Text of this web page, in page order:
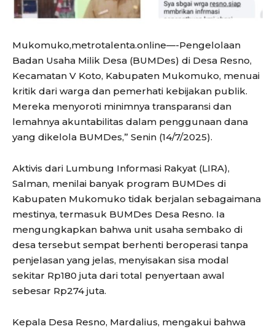
Mukomuko,metrotalenta.online—-Pengelolaan
Badan Usaha Milik Desa (BUMDes) di Desa Resno,
Kecamatan V Koto, Kabupaten Mukomuko, menuai
kritik dari warga dan pemerhati kebijakan publik.
Mereka menyoroti minimnya transparansi dan
lemahnya akuntabilitas dalam penggunaan dana
yang dikelola BUMDes,” Senin (14/7/2025).
Aktivis dari Lumbung Informasi Rakyat (LIRA),
Salman, menilai banyak program BUMDes di
Kabupaten Mukomuko tidak berjalan sebagaimana
mestinya, termasuk BUMDes Desa Resno. Ia
mengungkapkan bahwa unit usaha sembako di
desa tersebut sempat berhenti beroperasi tanpa
penjelasan yang jelas, menyisakan sisa modal
sekitar Rp180 juta dari total penyertaan awal
sebesar Rp274 juta.
Kepala Desa Resno, Mardalius, mengakui bahwa